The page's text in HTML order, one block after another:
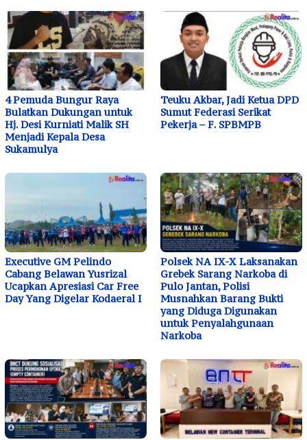
4 Pemuda Bungur Raya
Bulatkan Dukungan untuk
Hj. Desi Kurniati Malik SH
Menjadi Kepala Desa
Sukamulya
Teuku Akbar, Jadi Ketua DPD
Sumut Federasi Serikat
Pekerja – F. SPBMPB
Executive GM Pelindo
Cabang Belawan Yusrizal
Ucapkan Apresiasi Car Free
Day Yang Digelar Kodaeral I
Polsek NA IX-X Laksanakan
Grebek Sarang Narkoba di
Pulo Jantan, Polisi
Musnahkan Barang Bukti
yang Diduga Digunakan
untuk Penyalahgunaan
Narkoba